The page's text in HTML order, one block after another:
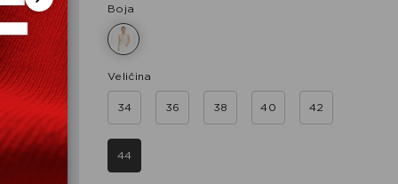
Boja
Veličina
34 36 38 40 42
44